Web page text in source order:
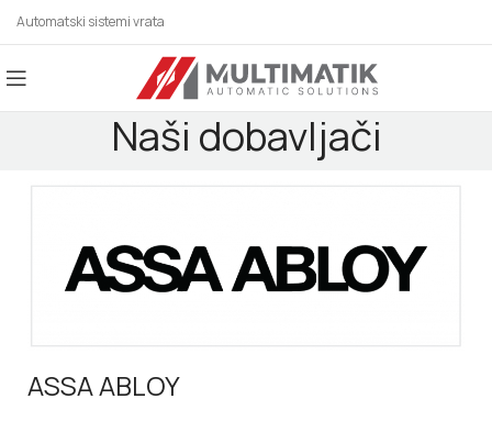
Automatski sistemi vrata
Naši dobavljači
ASSA ABLOY